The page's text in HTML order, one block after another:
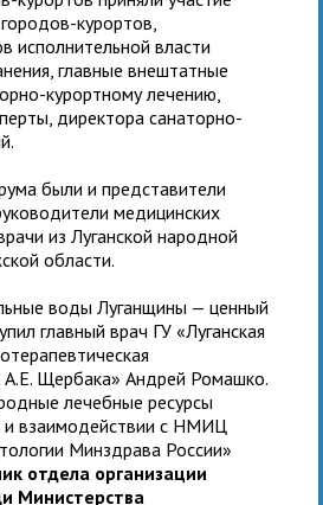
курортов,
исполнительной власти
главные внештатные
курортному лечению,
директора санаторно-
были и представители
медицинских
из Луганской народной
области.
воды Луганщины — ценный
главный врач ГУ «Луганская
А.Е. Щербака» Андрей Ромашко.
лечебные ресурсы
и взаимодействии с НМИЦ
Минздрава России»
отдела организации
Министерства